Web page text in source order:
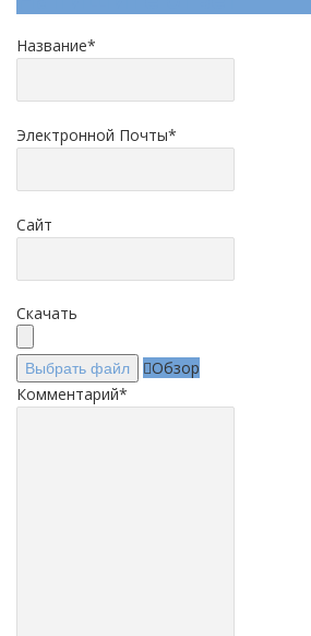
Название*
Электронной Почты*
Сайт
Скачать
Выбрать файл
Обзор
Комментарий*